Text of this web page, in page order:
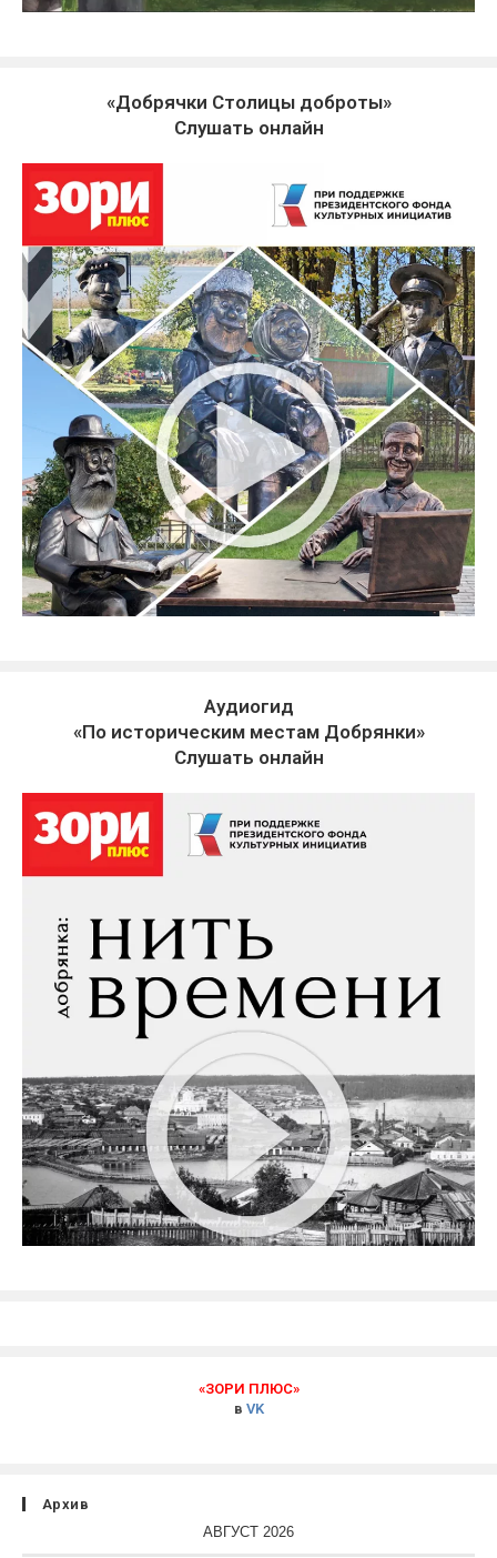
«Добрячки Столицы доброты»
Слушать онлайн
Аудиогид
«По историческим местам Добрянки»
Слушать онлайн
«ЗОРИ ПЛЮС»
в VK
Архив
АВГУСТ 2026